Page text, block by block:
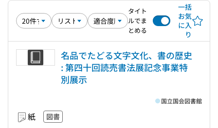
タイト
ルでま
とめる
一括
お気
に入
り
名品でたどる文字文化、書の歴史
: 第四十回読売書法展記念事業特
別展示
紙 図書
国立国会図書館